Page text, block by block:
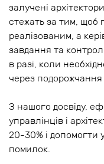
залучені
стежать за тим, щоб
реалізованим, а
завдання та
в разі, коли
через подорожчання
З нашого досвіду,
управлінців і
20-30% і допомогти
помилок.